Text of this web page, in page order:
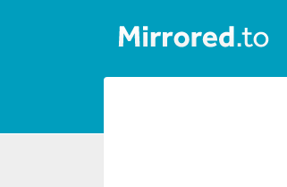
Autentificare/Inregistrare